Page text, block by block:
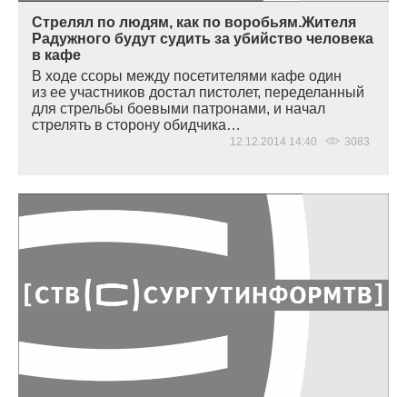
Стрелял по людям, как по воробьям.Жителя
Радужного будут судить за убийство человека
в кафе
В ходе ссоры между посетителями кафе один
из ее участников достал пистолет, переделанный
для стрельбы боевыми патронами, и начал
стрелять в сторону обидчика…
12.12.2014 14:40 3083